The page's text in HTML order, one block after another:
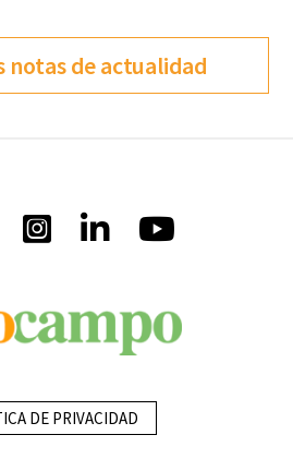
notas de actualidad
DE PRIVACIDAD